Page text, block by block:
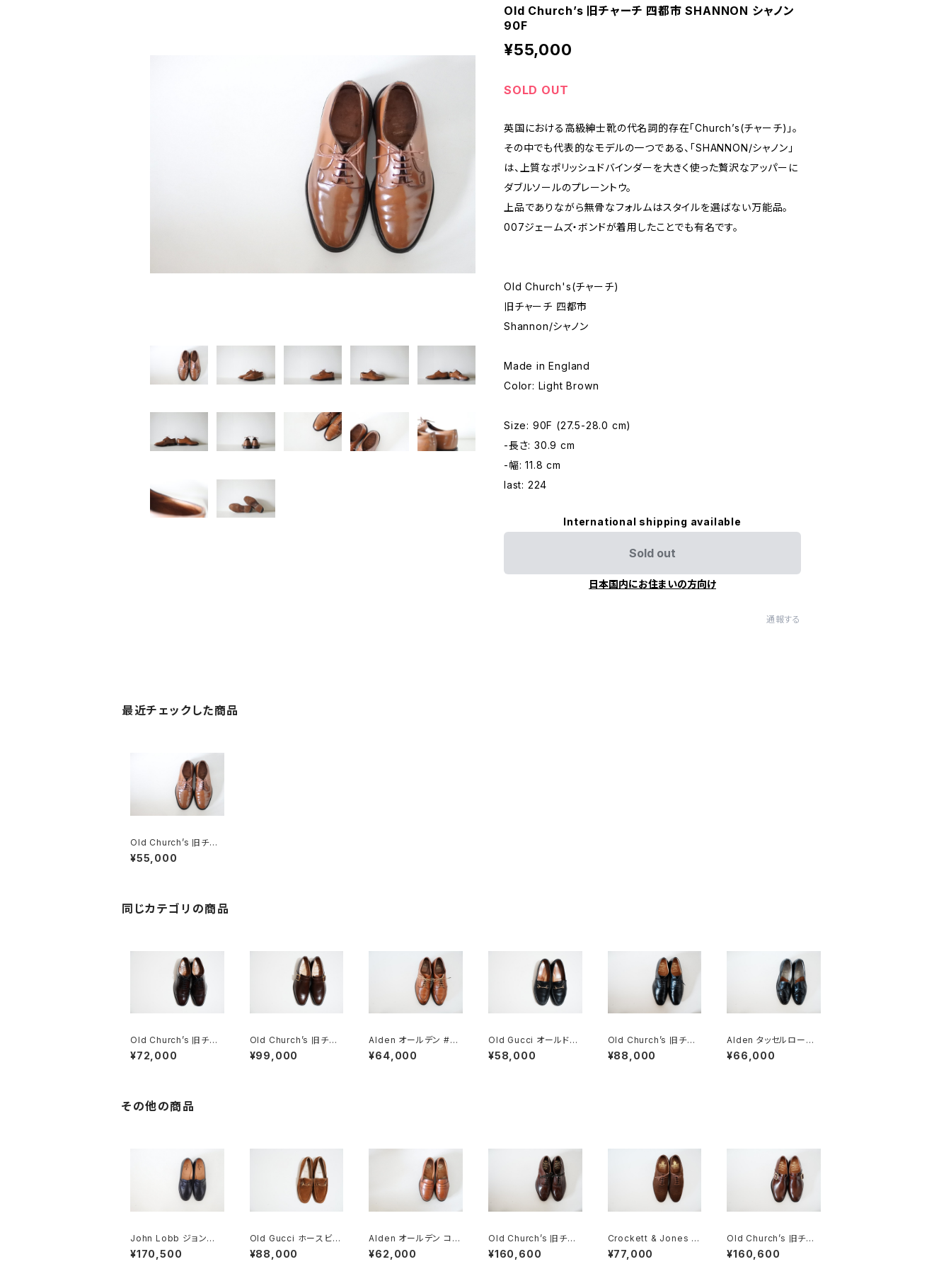
Old Church’s 旧チャーチ 四都市 SHANNON シャノン
90F
¥55,000
SOLD OUT
英国における高級紳士靴の代名詞的存在「Church’s(チャーチ)」。
その中でも代表的なモデルの一つである、「SHANNON/シャノン」
は、上質なポリッシュドバインダーを大きく使った贅沢なアッパーに
ダブルソールのプレーントウ。
上品でありながら無骨なフォルムはスタイルを選ばない万能品。
007ジェームズ・ボンドが着用したことでも有名です。
Old Church's(チャーチ)
旧チャーチ 四都市
Shannon/シャノン
Made in England
Color: Light Brown
Size: 90F (27.5-28.0 cm)
-長さ: 30.9 cm
-幅: 11.8 cm
last: 224
International shipping available
Sold out
日本国内にお住まいの方向け
通報する
最近チェックした商品
Old Church’s 旧チャ
ーチ 四都市 SHANNO
N シャノン 90F
¥55,000
同じカテゴリの商品
Old Church’s 旧チャ
ーチ 四都市 BELMON
Tパンチドキャップトウ
¥72,000
Old Church’s 旧チャ
ーチ 四都市 ASTON
シングルモンク 85F
¥99,000
Alden オールデン #96
2 Vチップ 9.5D
¥64,000
Old Gucci オールドグ
ッチ ホースビットローフ
ァー 43E Black ラバー
¥58,000
Old Church’s 旧チャ
ーチ 四都市 Consul 9
5D
¥88,000
Alden タッセルローフ
ァー #660 10C
¥66,000
その他の商品
John Lobb ジョンロ
ブ CORTEZ LOPEZ
コインローファー DEA
¥170,500
Old Gucci ホースビッ
トローファー 5.5B DEA
DSTOCK Brown Sue
¥88,000
Alden オールデン コイ
ンローファー #985 6E
旧ロゴ
¥62,000
Old Church’s 旧チャ
ーチ 三都市 HICKSTE
AD 65G DEADSTOC
¥160,600
Crockett & Jones ク
ロケット&ジョーンズ フ
ルブローグ スエード 7
¥77,000
Old Church’s 旧チャ
ーチ 三都市 WESTBU
RY 65G DEADSTOC
¥160,600